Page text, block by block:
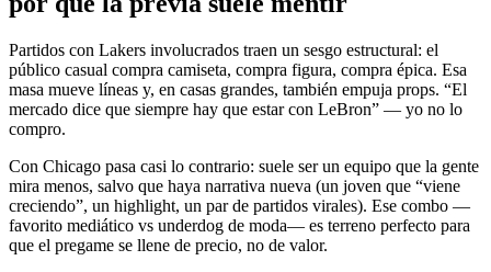
Partidos con Lakers involucrados traen un sesgo estructural: el
público casual compra camiseta, compra figura, compra épica. Esa
masa mueve líneas y, en casas grandes, también empuja props. “El
mercado dice que siempre hay que estar con LeBron” — yo no lo
compro.
Con Chicago pasa casi lo contrario: suele ser un equipo que la gente
mira menos, salvo que haya narrativa nueva (un joven que “viene
creciendo”, un highlight, un par de partidos virales). Ese combo —
favorito mediático vs underdog de moda— es terreno perfecto para
que el pregame se llene de precio, no de valor.